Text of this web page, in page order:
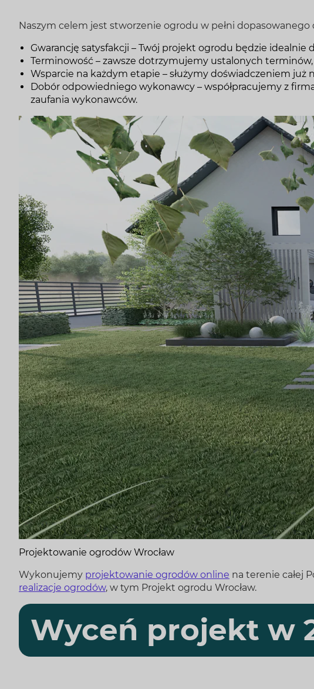
Naszym celem jest stworzenie ogrodu w pełni
Gwarancję satysfakcji – Twój projekt ogrodu będzie
Terminowość – zawsze dotrzymujemy ustalonych
Wsparcie na każdym etapie – służymy doświadczeniem
Dobór odpowiedniego wykonawcy – współpracujemy z
zaufania wykonawców.
Projektowanie ogrodów Wrocław
Wykonujemy projektowanie ogrodów online na terenie całej
realizacje ogrodów, w tym Projekt ogrodu Wrocław.
Wyceń projekt w